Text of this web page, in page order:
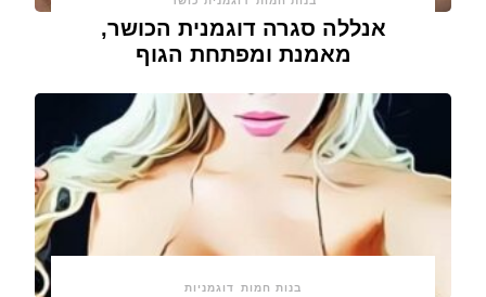
אנללה סגרה דוגמנית הכושר,
מאמנת ומפתחת הגוף
בנות חמות דוגמניות